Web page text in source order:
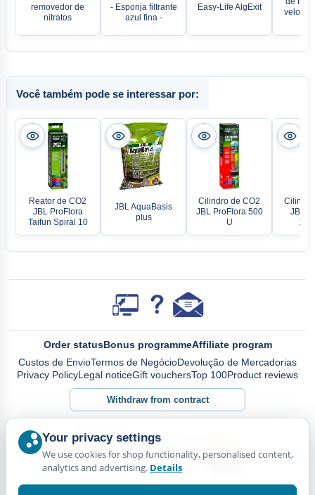
removedor de
nitratos
- Esponja filtrante
azul fina -
Easy-Life AlgExit
velo 3
Você também pode se interessar por:
Reator de CO2
JBL ProFlora
Taifun Spiral 10
JBL AquaBasis
plus
Cilindro de CO2
JBL ProFlora 500
U
JBL
Order statusBonus programmeAffiliate program
Custos de EnvioTermos de NegócioDevolução de Mercadorias
Privacy PolicyLegal noticeGift vouchersTop 100Product reviews
Withdraw from contract
Your privacy settings
We use cookies for shop functionality, personalised content,
analytics and advertising. Details